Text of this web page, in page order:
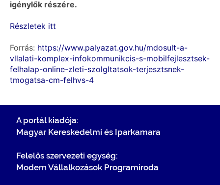
igénylők részére.
Részletek itt
Forrás: https://www.palyazat.gov.hu/mdosult-a-
vllalati-komplex-infokommunikcis-s-mobilfejlesztsek-
felhalap-online-zleti-szolgltatsok-terjesztsnek-
tmogatsa-cm-felhvs-4
A portál kiadója:
Magyar Kereskedelmi és Iparkamara
Felelős szervezeti egység:
Modern Vállalkozások Programiroda